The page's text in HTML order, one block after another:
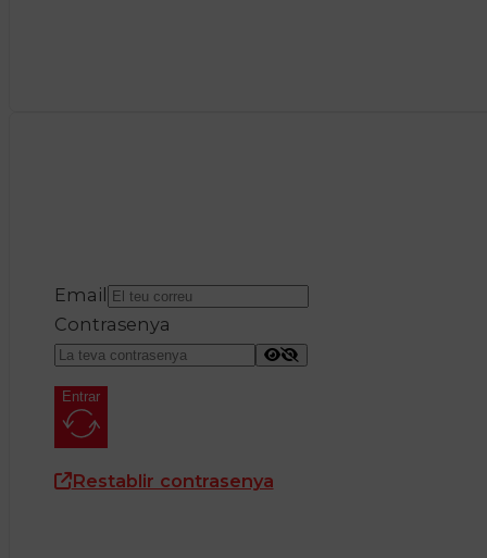
Email
Contrasenya
Entrar
Restablir contrasenya